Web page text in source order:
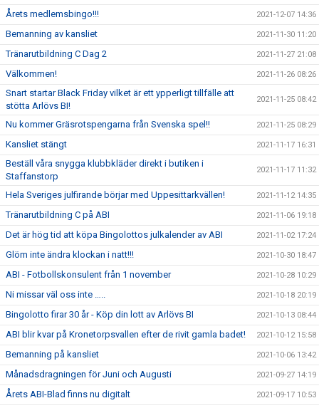
Årets medlemsbingo!!! 2021-12-07 14:36
Bemanning av kansliet 2021-11-30 11:20
Tränarutbildning C Dag 2 2021-11-27 21:08
Välkommen! 2021-11-26 08:26
Snart startar Black Friday vilket är ett ypperligt tillfälle att
stötta Arlövs BI!
2021-11-25 08:42
Nu kommer Gräsrotspengarna från Svenska spel!! 2021-11-25 08:29
Kansliet stängt 2021-11-17 16:31
Beställ våra snygga klubbkläder direkt i butiken i
Staffanstorp
2021-11-17 11:32
Hela Sveriges julfirande börjar med Uppesittarkvällen! 2021-11-12 14:35
Tränarutbildning C på ABI 2021-11-06 19:18
Det är hög tid att köpa Bingolottos julkalender av ABI 2021-11-02 17:24
Glöm inte ändra klockan i natt!!! 2021-10-30 18:47
ABI - Fotbollskonsulent från 1 november 2021-10-28 10:29
Ni missar väl oss inte ….. 2021-10-18 20:19
Bingolotto firar 30 år - Köp din lott av Arlövs BI 2021-10-13 08:44
ABI blir kvar på Kronetorpsvallen efter de rivit gamla badet! 2021-10-12 15:58
Bemanning på kansliet 2021-10-06 13:42
Månadsdragningen för Juni och Augusti 2021-09-27 14:19
Årets ABI-Blad finns nu digitalt 2021-09-17 10:53